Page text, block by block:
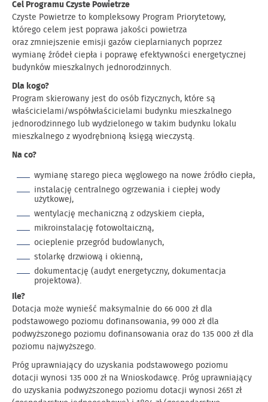
Cel Programu Czyste Powietrze
Czyste Powietrze to kompleksowy Program Priorytetowy,
którego celem jest poprawa jakości powietrza
oraz zmniejszenie emisji gazów cieplarnianych poprzez
wymianę źródeł ciepła i poprawę efektywności energetycznej
budynków mieszkalnych jednorodzinnych.
Dla kogo?
Program skierowany jest do osób fizycznych, które są
właścicielami/współwłaścicielami budynku mieszkalnego
jednorodzinnego lub wydzielonego w takim budynku lokalu
mieszkalnego z wyodrębnioną księgą wieczystą.
Na co?
wymianę starego pieca węglowego na nowe źródło ciepła,
instalację centralnego ogrzewania i ciepłej wody
użytkowej,
wentylację mechaniczną z odzyskiem ciepła,
mikroinstalację fotowoltaiczną,
ocieplenie przegród budowlanych,
stolarkę drzwiową i okienną,
dokumentację (audyt energetyczny, dokumentacja
projektowa).
Ile?
Dotacja może wynieść maksymalnie do 66 000 zł dla
podstawowego poziomu dofinansowania, 99 000 zł dla
podwyższonego poziomu dofinansowania oraz do 135 000 zł dla
poziomu najwyższego.
Próg uprawniający do uzyskania podstawowego poziomu
dotacji wynosi 135 000 zł na Wnioskodawcę. Próg uprawniający
do uzyskania podwyższonego poziomu dotacji wynosi 2651 zł